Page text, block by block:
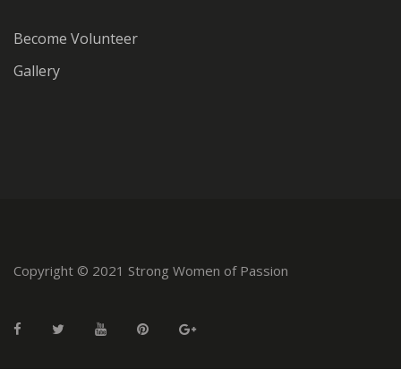
Become Volunteer
Gallery
Copyright © 2021 Strong Women of Passion